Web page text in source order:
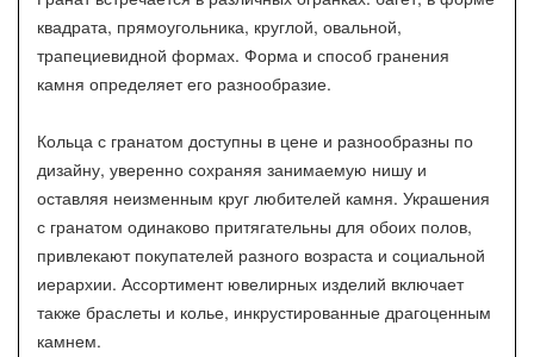
квадрата, прямоугольника, круглой, овальной,
трапециевидной формах. Форма и способ гранения
камня определяет его разнообразие.
Кольца с гранатом доступны в цене и разнообразны по
дизайну, уверенно сохраняя занимаемую нишу и
оставляя неизменным круг любителей камня. Украшения
с гранатом одинаково притягательны для обоих полов,
привлекают покупателей разного возраста и социальной
иерархии. Ассортимент ювелирных изделий включает
также браслеты и колье, инкрустированные драгоценным
камнем.